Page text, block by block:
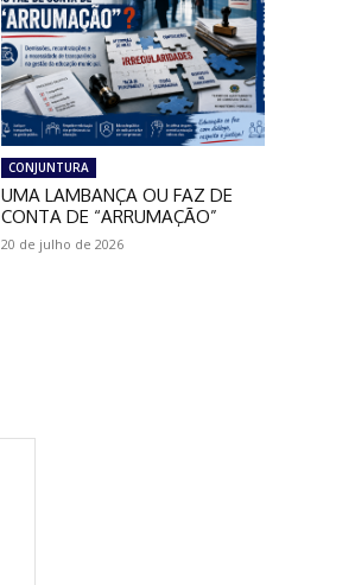
CONJUNTURA
UMA LAMBANÇA OU FAZ DE
CONTA DE “ARRUMAÇÃO”
20 de julho de 2026